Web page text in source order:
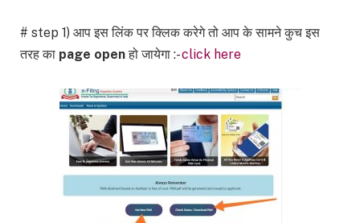
# step 1) आप इस लिंक पर क्लिक करेगे तो आप के सामने कुच इस
तरह का page openहो जायेगा :-click here